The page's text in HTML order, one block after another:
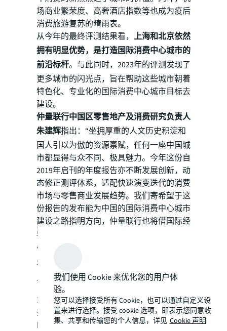
场商业繁荣度、高奢酒店指数等也成为疫后
消费旅游复苏的晴雨表。
从今年的最终评测结果看， 上海和北京依然
拥有明显优势，是打造国际消费中心城市的
前沿标杆。与此同时，2023年的评测发现了
更多城市的闪光点，旨在帮助这些城市朝着
特色化、专业化的国际消费中心城市目标去
建设。
仲量联行中国区零售地产及消费研究负责人
朱建辉指出：“坐拥厚重的人文历史积淀和
国人引以为傲的资源禀赋，任何一座中国城
市都显得与众不同、极具魅力。今年这份自
2019年启刊的年度报告亦不断发展创新，动
态修正测评体系，适配快速演变迭代的消费
市场与零售商业发展趋势。我们寄希望于这
份报告的发布能为中国的国际消费中心城市
建设之路指明方向，仲量联行也将借国际经
验与中国实践，携手各城市共创国际消费中
心城市。”
5+5路径探索国际消费中心城市建
设
为了更直观地理解国际消费中心城市建设的
探索路径，也呈现国内不同类别、层级城市
的特色消费魅力，《年度报告》分析了10座
我们使用 Cookie 来优化您的用户体
验。
您可以选择接受所有 Cookie，也可以通过自定义设
置来进行选择。接受 cookie 选项，即表示您同意收
集、共享和传输您的个人信息，详见 Cookie 声明